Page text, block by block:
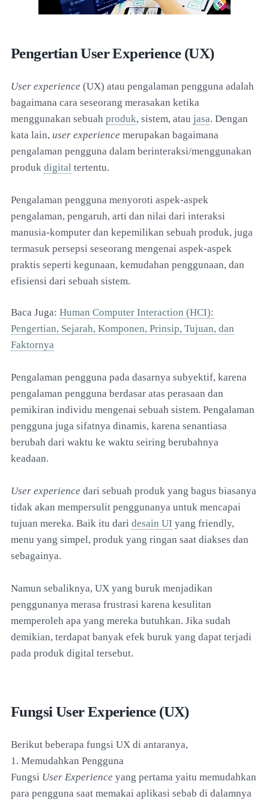
Pengertian User Experience (UX)
User experience (UX) atau pengalaman pengguna adalah
bagaimana cara seseorang merasakan ketika
menggunakan sebuah produk, sistem, atau jasa. Dengan
kata lain, user experience merupakan bagaimana
pengalaman pengguna dalam berinteraksi/menggunakan
produk digital tertentu.
Pengalaman pengguna menyoroti aspek-aspek
pengalaman, pengaruh, arti dan nilai dari interaksi
manusia-komputer dan kepemilikan sebuah produk, juga
termasuk persepsi seseorang mengenai aspek-aspek
praktis seperti kegunaan, kemudahan penggunaan, dan
efisiensi dari sebuah sistem.
Baca Juga: Human Computer Interaction (HCI):
Pengertian, Sejarah, Komponen, Prinsip, Tujuan, dan
Faktornya
Pengalaman pengguna pada dasarnya subyektif, karena
pengalaman pengguna berdasar atas perasaan dan
pemikiran individu mengenai sebuah sistem. Pengalaman
pengguna juga sifatnya dinamis, karena senantiasa
berubah dari waktu ke waktu seiring berubahnya
keadaan.
User experience dari sebuah produk yang bagus biasanya
tidak akan mempersulit penggunanya untuk mencapai
tujuan mereka. Baik itu dari desain UI yang friendly,
menu yang simpel, produk yang ringan saat diakses dan
sebagainya.
Namun sebaliknya, UX yang buruk menjadikan
penggunanya merasa frustrasi karena kesulitan
memperoleh apa yang mereka butuhkan. Jika sudah
demikian, terdapat banyak efek buruk yang dapat terjadi
pada produk digital tersebut.
Fungsi User Experience (UX)
Berikut beberapa fungsi UX di antaranya,
1. Memudahkan Pengguna
Fungsi User Experience yang pertama yaitu memudahkan
para pengguna saat memakai aplikasi sebab di dalamnya